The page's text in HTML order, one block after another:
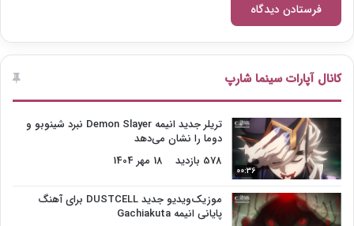
کانال آپارات سینما شارپ
00:36
تریلر جدید انیمه Demon Slayer نبرد شینوبو و
دوما را نشان می‌دهد
578 بازدید
18 مهر 1404
موزیک‌ویدیو جدید DUSTCELL برای آهنگ
پایانی انیمه Gachiakuta